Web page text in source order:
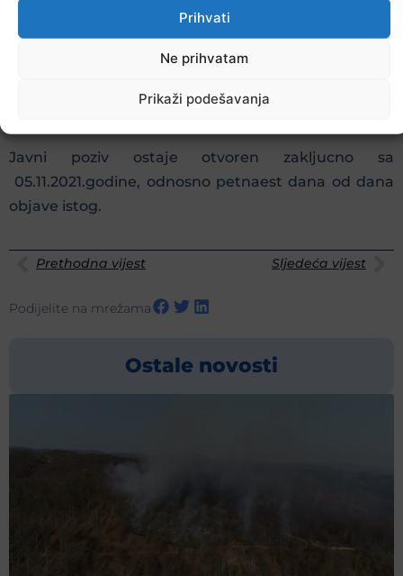
Prihvati
Ne prihvatam
Prikaži podešavanja
dokumentacijom slati putem poste na adresu: Trg
slobode br.1 Opcinsko viiece Lukavac – Komisiji za
pitanje mladih, obrazovanje kulturu i sport iii putem
Javni poziv ostaje otvoren zakljucno sa
05.11.2021.godine, odnosno petnaest dana od dana
objave istog.
Prethodna vijest Sljedeća vijest
Podijelite na mrežama
Ostale novosti